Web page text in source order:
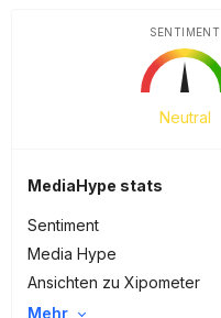
Neutral
SENTIMENT
MediaHype stats
Sentiment
Media Hype
Ansichten zu Xipometer
Mehr